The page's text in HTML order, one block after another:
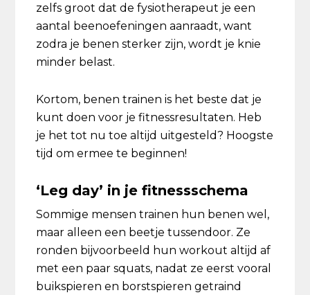
zelfs groot dat de fysiotherapeut je een
aantal beenoefeningen aanraadt, want
zodra je benen sterker zijn, wordt je knie
minder belast.
Kortom, benen trainen is het beste dat je
kunt doen voor je fitnessresultaten. Heb
je het tot nu toe altijd uitgesteld? Hoogste
tijd om ermee te beginnen!
‘Leg day’ in je fitnessschema
Sommige mensen trainen hun benen wel,
maar alleen een beetje tussendoor. Ze
ronden bijvoorbeeld hun workout altijd af
met een paar squats, nadat ze eerst vooral
buikspieren en borstspieren getraind